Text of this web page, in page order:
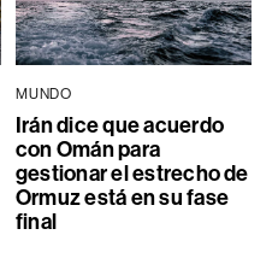
MUNDO
Irán dice que acuerdo
con Omán para
gestionar el estrecho de
Ormuz está en su fase
final